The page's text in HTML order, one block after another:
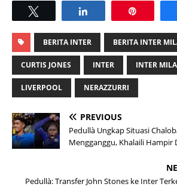
BERITA INTER BERITA INTER
CURTIS JONES INTER INTER
LIVERPOOL NERAZZURRI
PREVIOUS
Pedullà Ungkap Situasi
Mengganggu, Khalaili Hampir
Pedullà: Transfer John Stones ke Inter